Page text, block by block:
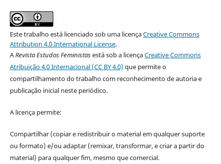
Este trabalho está licenciado sob uma licençaCreative Commons
Attribution 4.0 International License.
ARevista Estudos Feministasestá sob a licençaCreative Commons
Atribuição 4.0 Internacional (CC BY 4.0) que permite o
compartilhamento do trabalho com reconhecimento de autoria e
publicação inicial neste periódico.
A licença permite:
Compartilhar (copiar e redistribuir o material em qualquer suporte
ou formato) e/ou adaptar (remixar, transformar, e criar a partir do
material) para qualquer fim, mesmo que comercial.